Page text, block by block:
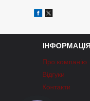
ІНФОРМАЦІЯ
Про компанію
Відгуки
Контакти